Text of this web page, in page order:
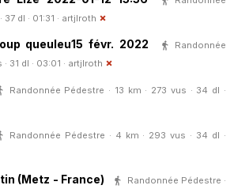
dl · 01:31 · artjlroth
queuleu15 févr. 2022
Randonnée
31 dl · 03:01 · artjlroth
Randonnée Pédestre · 13 km · 273 vus · 34 dl ·
Randonnée Pédestre · 4 km · 293 vus · 34 dl ·
(Metz - France)
Randonnée Pédestre ·